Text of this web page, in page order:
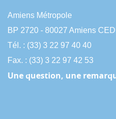
Amiens Métropole
BP 2720 - 80027 Amiens
Tél. : (33) 3 22 97 40 40
Fax. : (33) 3 22 97 42 53
Une question, une